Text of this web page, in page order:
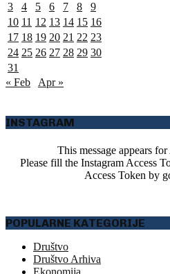
3
4 5 6 7 8
9
10 11 12 13 14 15 16
17 18 19 20 21 22 23
24 25 26 27 28 29 30
31
« Feb
Apr »
INSTAGRAM
This message appears
Please fill the Instagram Access
Access Token by
POPULARNE KATEGORIJE
Društvo
Društvo Arhiva
Ekonomija